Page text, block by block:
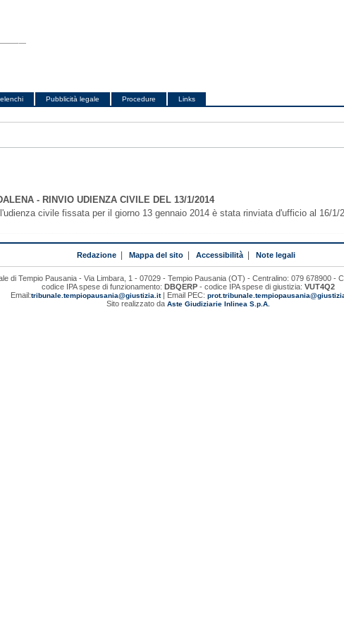
Pubblicità legale Procedure
Links
- RINVIO UDIENZA CIVILE DEL 13/1/2014
civile fissata per il giorno 13 gennaio 2014 è stata rinviata d'ufficio al 16/1/
Redazione Mappa del sito Accessibilità Note legali
di Tempio Pausania - Via Limbara, 1 - 07029 - Tempio Pausania (OT) - Centralino: 079 678900 -
codice IPA spese di funzionamento: DBQERP - codice IPA spese di giustizia: VUT4Q2
Email:tribunale.tempiopausania@giustizia.it| Email PEC:
Sito realizzato da Aste Giudiziarie Inlinea S.p.A.